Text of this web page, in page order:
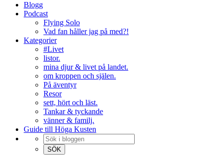
Blogg
Podcast
Flying Solo
Vad fan håller jag på med?!
Kategorier
#Livet
listor.
mina djur & livet på landet.
om kroppen och själen.
På äventyr
Resor
sett, hört och läst.
Tankar & tyckande
vänner & familj.
Guide till Höga Kusten